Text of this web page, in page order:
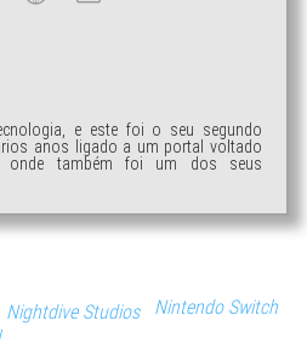
e este foi o seu segundo
anos ligado a um portal voltado
onde também foi um dos seus
Nightdive Studios
Nintendo Switch